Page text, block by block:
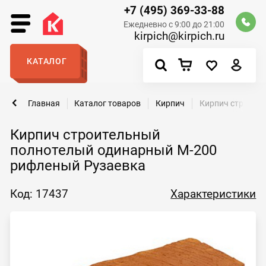
+7 (495) 369-33-88
Ежедневно с 9:00 до 21:00
kirpich@kirpich.ru
КАТАЛОГ
Кирпич строительный
полнотелый одинарный М-200
рифленый Рузаевка
Главная Каталог товаров Кирпич Кирпич
Код: 17437 Характеристики